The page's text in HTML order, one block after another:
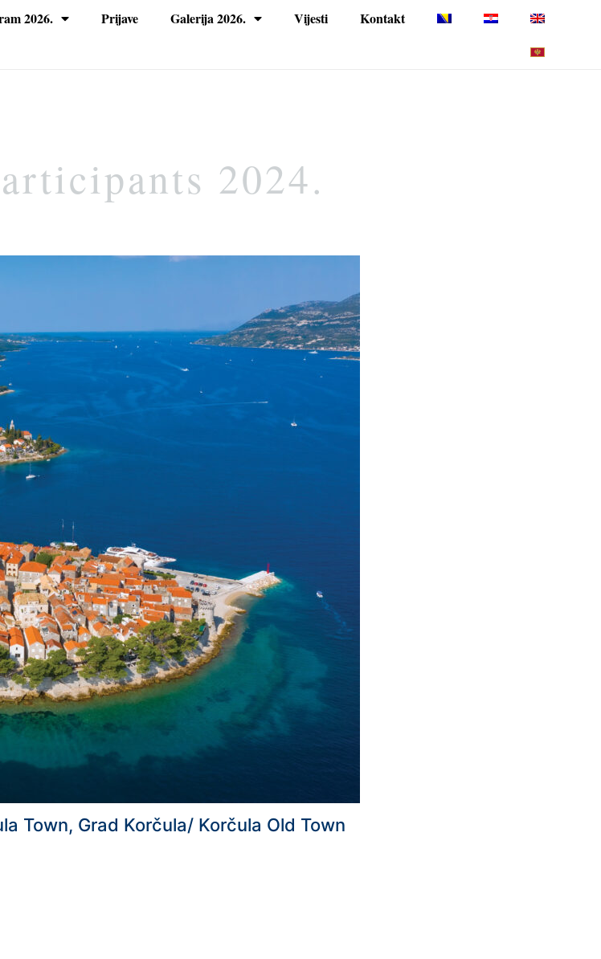
2026. Prijave Galerija 2026. Vijesti Kontakt
2024.
Town, Grad Korčula/ Korčula Old Town